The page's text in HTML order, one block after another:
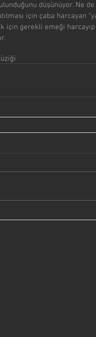
düşünüyor. Ne
için çaba harcayan
gerekli emeği harcayıp